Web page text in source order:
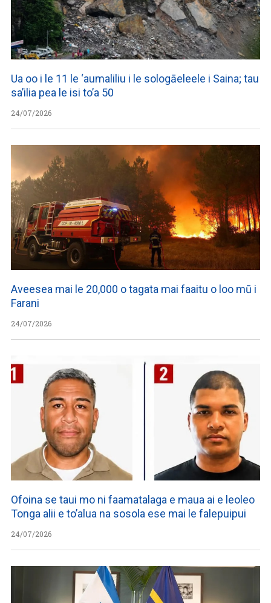
Ua oo i le 11 le ‘aumaliliu i le sologāeleele i Saina; tau
sa’ilia pea le isi to’a 50
24/07/2026
Aveesea mai le 20,000 o tagata mai faaitu o loo mū i
Farani
24/07/2026
Ofoina se taui mo ni faamatalaga e maua ai e leoleo
Tonga alii e to’alua na sosola ese mai le falepuipui
24/07/2026